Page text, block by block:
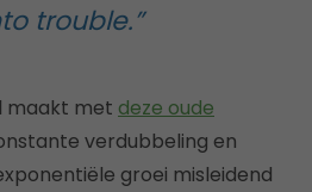
trouble.”
maakt met deze oude
verdubbeling en
groei misleidend